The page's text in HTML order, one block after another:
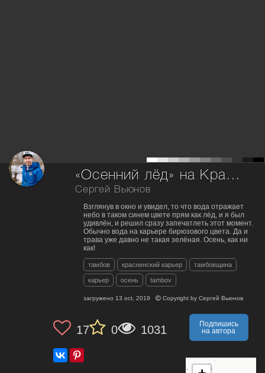
«Осенний лёд» на Красненском карьере г.Тамбов.
Сергей Вьюнов
Взглянув в окно и увидел, то что вода отражает
небо в таком синем цвете прям как лёд, и я был
удивлён, и решил сразу запечатлеть этот момент.
Обычно вода на карьере бирюзового цвета. Да и
трава уже давно не такая зелёная. Осень, как ни
как!
тамбов красненский карьер тамбовщина
карьер осень tambov
загружено 13 oct, 2019 Copyright by Сергей Вьюнов
17 0 1031
Подпишись
на автора